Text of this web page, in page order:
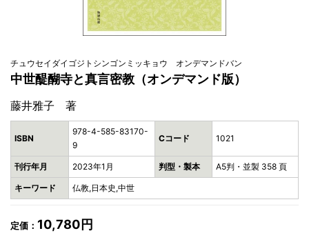
チュウセイダイゴジトシンゴンミッキョウ オンデマンドバン
中世醍醐寺と真言密教（オンデマンド版）
藤井雅子 著
ISBN
978-4-585-83170-
9
Cコード 1021
刊行年月 2023年1月 判型・製本 A5判・並製 358 頁
キーワード 仏教,日本史,中世
定価： 10,780円